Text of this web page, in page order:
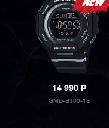
14 990P
GMD-B300-1E